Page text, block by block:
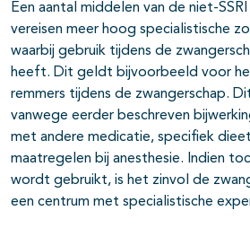
Een aantal middelen van de niet-
vereisen meer hoog specialistische
waarbij gebruik tijdens de
heeft. Dit geldt bijvoorbeeld voor
remmers tijdens de zwangerschap.
vanwege eerder beschreven
met andere medicatie, specifiek
maatregelen bij anesthesie. Indien
wordt gebruikt, is het zinvol de
een centrum met specialistische